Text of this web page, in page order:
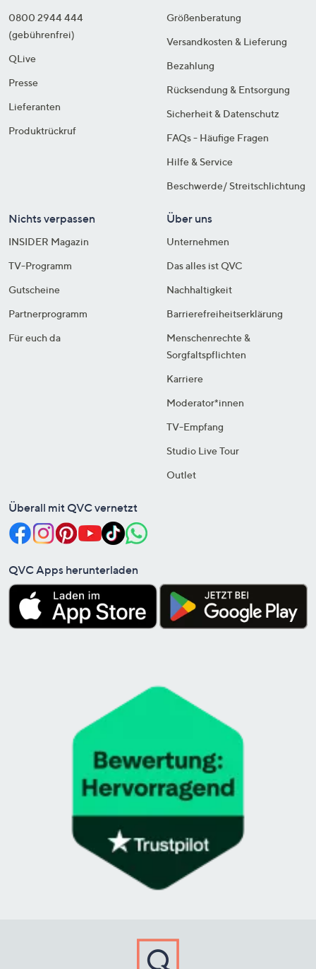
0800 2944 444
(gebührenfrei)
QLive
Presse
Lieferanten
Produktrückruf
Größenberatung
Versandkosten & Lieferung
Bezahlung
Rücksendung & Entsorgung
Sicherheit & Datenschutz
FAQs - Häufige Fragen
Hilfe & Service
Beschwerde/ Streitschlichtung
Nichts verpassen
INSIDER Magazin
TV-Programm
Gutscheine
Partnerprogramm
Für euch da
Über uns
Unternehmen
Das alles ist QVC
Nachhaltigkeit
Barrierefreiheitserklärung
Menschenrechte &
Sorgfaltspflichten
Karriere
Moderator*innen
TV-Empfang
Studio Live Tour
Outlet
Überall mit QVC vernetzt
QVC Apps herunterladen